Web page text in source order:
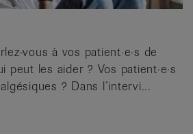
vous à vos patient·e·s de
peut les aider ? Vos patient·e·s
? Dans l’intervi...